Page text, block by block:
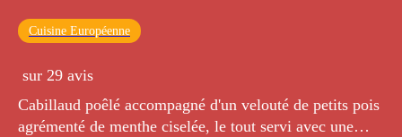
Cuisine Européenne
sur 29 avis
Cabillaud poêlé accompagné d'un velouté de petits pois
agrémenté de menthe ciselée, le tout servi avec une